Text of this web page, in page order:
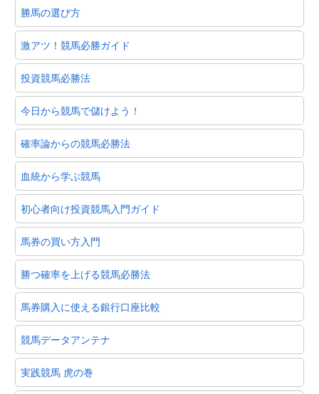
勝馬の選び方
激アツ！競馬必勝ガイド
投資競馬必勝法
今日から競馬で儲けよう！
確率論からの競馬必勝法
血統から学ぶ競馬
初心者向け投資競馬入門ガイド
馬券の買い方入門
勝つ確率を上げる競馬必勝法
馬券購入に使える銀行口座比較
競馬データアンテナ
実践競馬 虎の巻